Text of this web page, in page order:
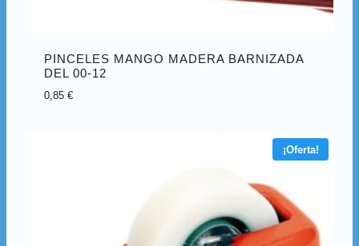
PINCELES MANGO MADERA BARNIZADA
DEL 00-12
0,85€
¡Oferta!